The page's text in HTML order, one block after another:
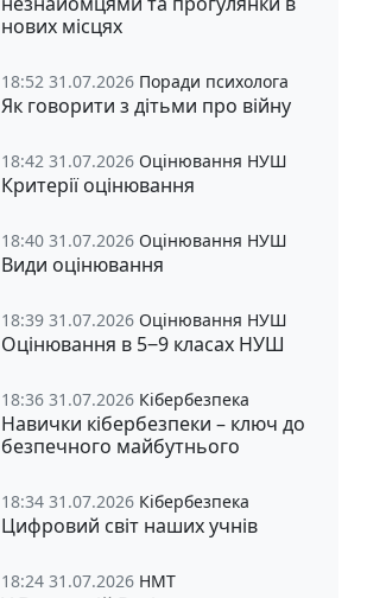
нових місцях
18:52 31.07.2026 Поради психолога
Як говорити з дітьми про війну
18:42 31.07.2026 Оцінювання НУШ
Критерії оцінювання
18:40 31.07.2026 Оцінювання НУШ
Види оцінювання
18:39 31.07.2026 Оцінювання НУШ
Оцінювання в 5‒9 класах НУШ
18:36 31.07.2026 Кібербезпека
Навички кібербезпеки – ключ до
безпечного майбутнього
18:34 31.07.2026 Кібербезпека
Цифровий світ наших учнів
18:24 31.07.2026 НМТ